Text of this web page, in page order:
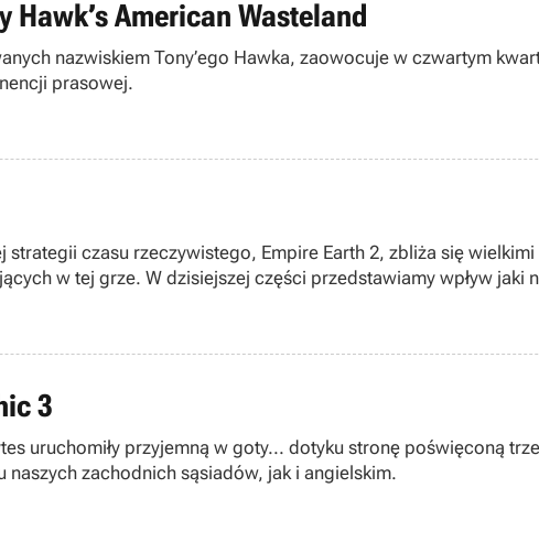
American Wasteland
nazwiskiem Tony’ego Hawka, zaowocuje w czwartym
prasowej.
czasu rzeczywistego, Empire Earth 2, zbliża się
w tej grze. W dzisiejszej części przedstawiamy wpływ jaki
3
uruchomiły przyjemną w goty... dotyku stronę poświęconą
zachodnich sąsiadów, jak i angielskim.